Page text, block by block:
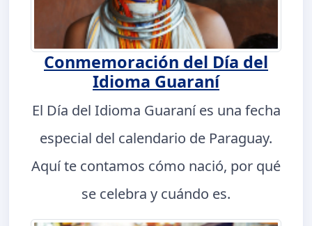
Conmemoración del Día del
Idioma Guaraní
El Día del Idioma Guaraní es una fecha
especial del calendario de Paraguay.
Aquí te contamos cómo nació, por qué
se celebra y cuándo es.